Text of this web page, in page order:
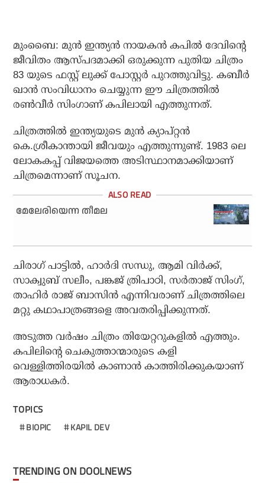
മുംബൈ: മുന്‍ ഇന്ത്യന്‍ നായകന്‍ കപില്‍ ദേവിന്റെ
ജീവിതം ആസ്പദമാക്കി ഒരുക്കുന്ന പുതിയ ചിത്രം
83 യുടെ ഫസ്റ്റ് ലുക്ക് പോസ്റ്റര്‍ പുറത്തുവിട്ടു. കബീര്‍
ഖാന്‍ സംവിധാനം ചെയ്യുന്ന ഈ ചിത്രത്തില്‍
രണ്‍വീര്‍ സിംഗാണ് കപിലായി എത്തുന്നത്.
ചിത്രത്തില്‍ ഇന്ത്യയുടെ മുന്‍ ക്യാപ്റ്റന്‍
കെ.ശ്രീകാന്തായി ജീവയും എത്തുന്നുണ്ട്. 1983 ലെ
ലോകകപ്പ് വിജയത്തെ അടിസ്ഥാനമാക്കിയാണ്
ചിത്രമെന്നാണ് സൂചന.
മേലേരിയെന്ന തീമല
ചിരാഗ് പാട്ടില്‍, ഹാര്‍ദി സന്ധു, ആമി വിര്‍ക്ക്,
സാക്വുബ് സലീം, പങ്കജ് ത്രിപാഠി, സര്‍താജ് സിംഗ്,
താഹിര്‍ രാജ് ബാസിന്‍ എന്നിവരാണ് ചിത്രത്തിലെ
മറ്റു കഥാപാത്രങ്ങളെ അവതരിപ്പിക്കുന്നത്.
അടുത്ത വര്‍ഷം ചിത്രം തിയേറ്ററുകളില്‍ എത്തും.
കപിലിന്റെ ചെകുത്താന്മാരുടെ കളി
വെള്ളിത്തിരയില്‍ കാണാന്‍ കാത്തിരിക്കുകയാണ്
ആരാധകര്‍.
TOPICS
BIOPIC KAPIL DEV
TRENDING ON DOOLNEWS